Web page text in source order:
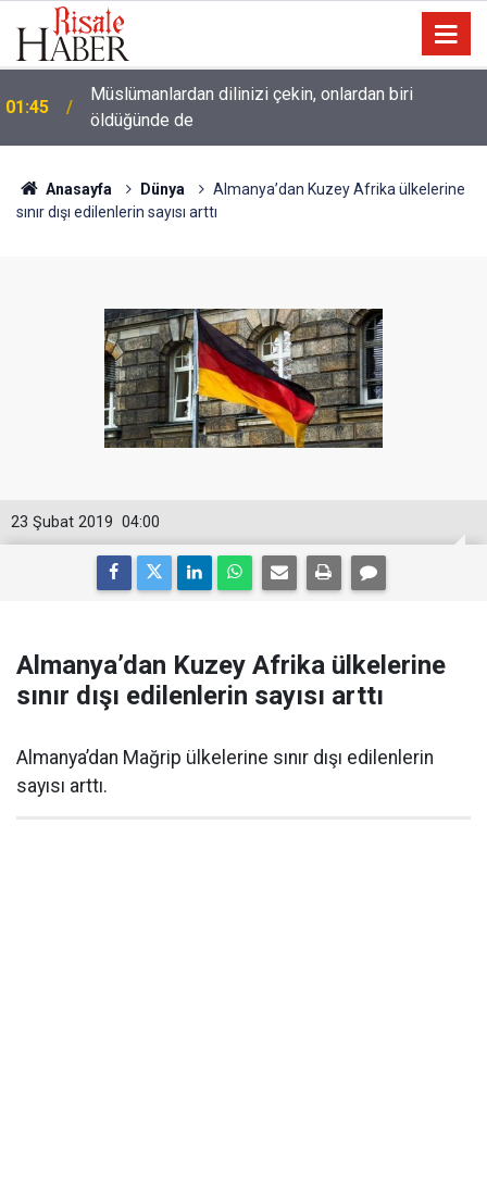
01:45
Müslümanlardan dilinizi çekin, onlardan biri
öldüğünde de
Anasayfa Dünya
Almanya’dan Kuzey Afrika ülkelerine
sınır dışı edilenlerin sayısı arttı
04:00
23 Şubat 2019
Almanya’dan Kuzey Afrika ülkelerine
sınır dışı edilenlerin sayısı arttı
Almanya’dan Mağrip ülkelerine sınır dışı edilenlerin
sayısı arttı.